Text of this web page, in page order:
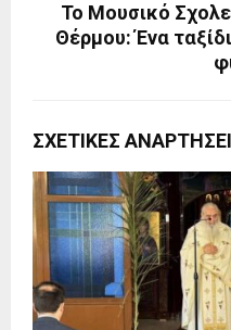
Το Μουσικό
Θέρμου: Ένα
ΣΧΕΤΙΚΈΣ